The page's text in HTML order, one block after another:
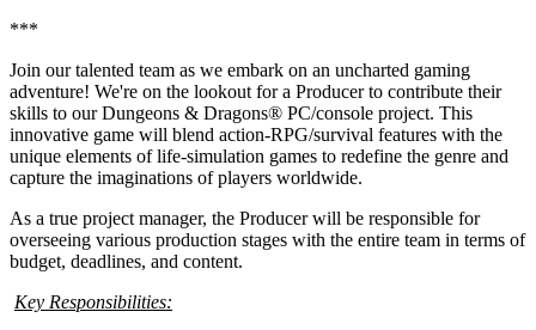
***
Join our talented team as we embark on an uncharted gaming
adventure! We're on the lookout for a Producer to contribute their
skills to our Dungeons & Dragons® PC/console project. This
innovative game will blend action-RPG/survival features with the
unique elements of life-simulation games to redefine the genre and
capture the imaginations of players worldwide.
As a true project manager, the Producer will be responsible for
overseeing various production stages with the entire team in terms of
budget, deadlines, and content.
Key Responsibilities: